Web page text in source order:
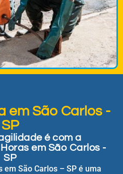
em São Carlos -
SP
é com a
em São Carlos -
SP
São Carlos – SP é uma